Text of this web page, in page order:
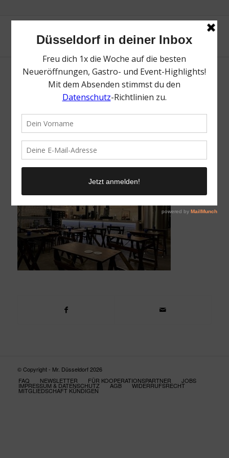
Brauerei Kuerzer | UEFA EURO 2024 – Top
Düsseldorf | Topliste | Foto Mr. Duesseldorf
© Copyright - Mr. Düsseldorf 2026
FAQ
NEWSLETTER FÜR KOOPERATIONSPARTNER JOBS
IMPRESSUM & DATENSCHUTZ AGB WIDERRUFSRECHT
MITGLIEDSCHAFT KÜNDIGEN